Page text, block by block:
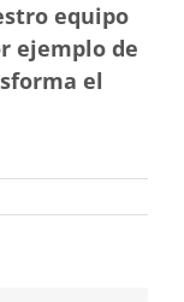
equipo
ejemplo de
el